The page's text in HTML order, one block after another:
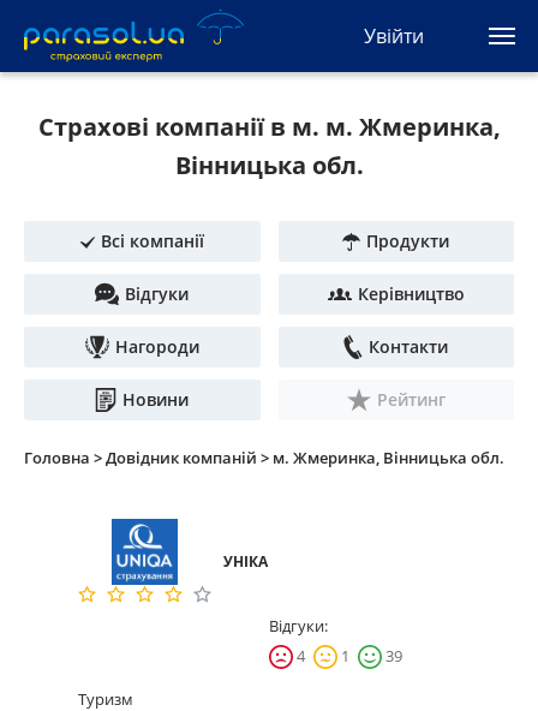
Увійти
(093) 170-33-90
RuEn
Туристична
Автозахист
КАСКО
Автоюрист
Майно
Новини
Страхові компанії в м. м. Жмеринка,
Вінницька обл.
Всі компанії Продукти
Відгуки Керівництво
Нагороди Контакти
Новини Рейтинг
Головна >Довідник компаній > м. Жмеринка, Вінницька обл.
УНІКА
Відгуки:
4
1
39
Туризм